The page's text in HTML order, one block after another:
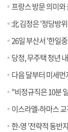
프랑스 방문 의미와
北 김정은 '정당방
26일 부산서 '한일중
당정, 무주택 청년
다음 달부터 미세먼지
"비정규직은 10분 일
이스라엘-하마스
한-영 '전략적 동반